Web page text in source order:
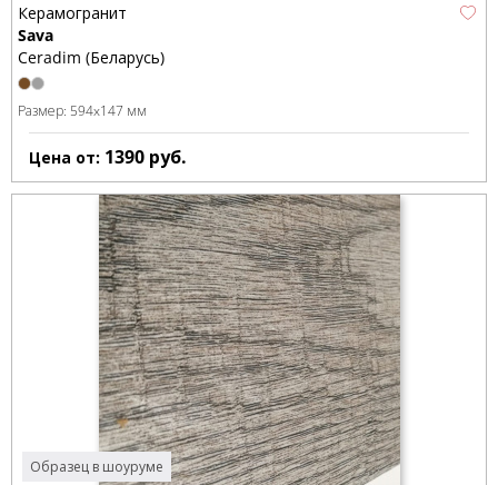
Керамогранит
Sava
Ceradim (Беларусь)
Размер: 594x147 мм
Цена от: 1390 руб.
Образец в шоуруме